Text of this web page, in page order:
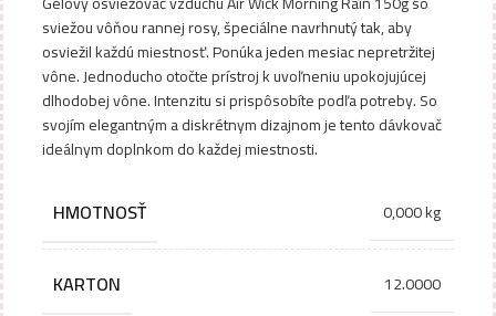
sviežou vôňou rannej rosy, špeciálne navrhnutý tak, aby
osviežil každú miestnosť. Ponúka jeden mesiac nepretržitej
vône. Jednoducho otočte prístroj k uvoľneniu upokojujúcej
dlhodobej vône. Intenzitu si prispôsobíte podľa potreby. So
svojím elegantným a diskrétnym dizajnom je tento dávkovač
ideálnym doplnkom do každej miestnosti.
HMOTNOSŤ 0,000 kg
KARTON 12.0000